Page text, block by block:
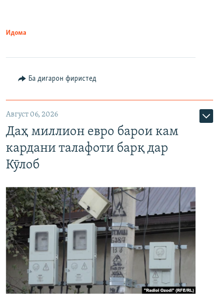
Идома
Ба дигарон фиристед
Август 06, 2026
Даҳ миллион евро барои кам
кардани талафоти барқ дар
Кӯлоб